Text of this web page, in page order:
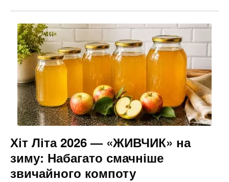
Хіт Літа 2026 — «ЖИВЧИК» на
зиму: Набагато смачніше
звичайного компоту